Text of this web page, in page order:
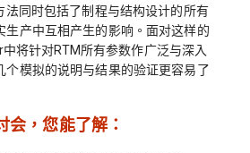
法同时包括了制程与结构设计的所有
生产中互相产生的影响。面对这样的
将针对RTM所有参数作广泛与深入
个模拟的说明与结果的验证更容易了
会，您能了解：